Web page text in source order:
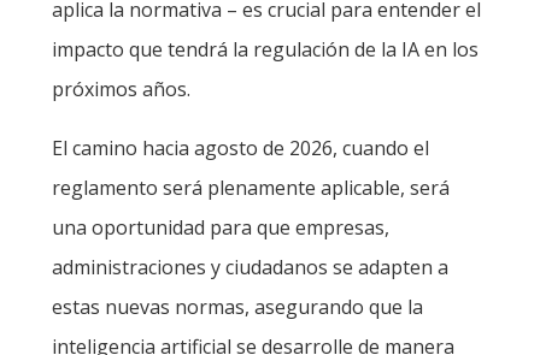
aplica la normativa – es crucial para entender el
impacto que tendrá la regulación de la IA en los
próximos años.
El camino hacia agosto de 2026, cuando el
reglamento será plenamente aplicable, será
una oportunidad para que empresas,
administraciones y ciudadanos se adapten a
estas nuevas normas, asegurando que la
inteligencia artificial se desarrolle de manera